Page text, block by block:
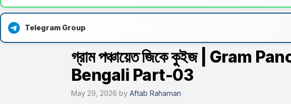
Telegram Group
গ্রাম পঞ্চায়েত জিকে কুইজ | Gram
Bengali Part-03
May 29, 2026 by Aftab Rahaman